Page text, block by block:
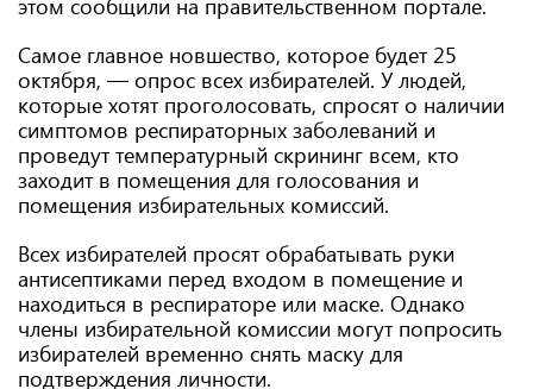
этом сообщили на правительственном портале.
Самое главное новшество, которое будет 25
октября, — опрос всех избирателей. У людей,
которые хотят проголосовать, спросят о наличии
симптомов респираторных заболеваний и
проведут температурный скрининг всем, кто
заходит в помещения для голосования и
помещения избирательных комиссий.
Всех избирателей просят обрабатывать руки
антисептиками перед входом в помещение и
находиться в респираторе или маске. Однако
члены избирательной комиссии могут попросить
избирателей временно снять маску для
подтверждения личности.